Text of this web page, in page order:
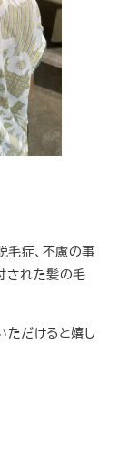
毛症、不慮の事
された髪の毛
ただけると嬉し